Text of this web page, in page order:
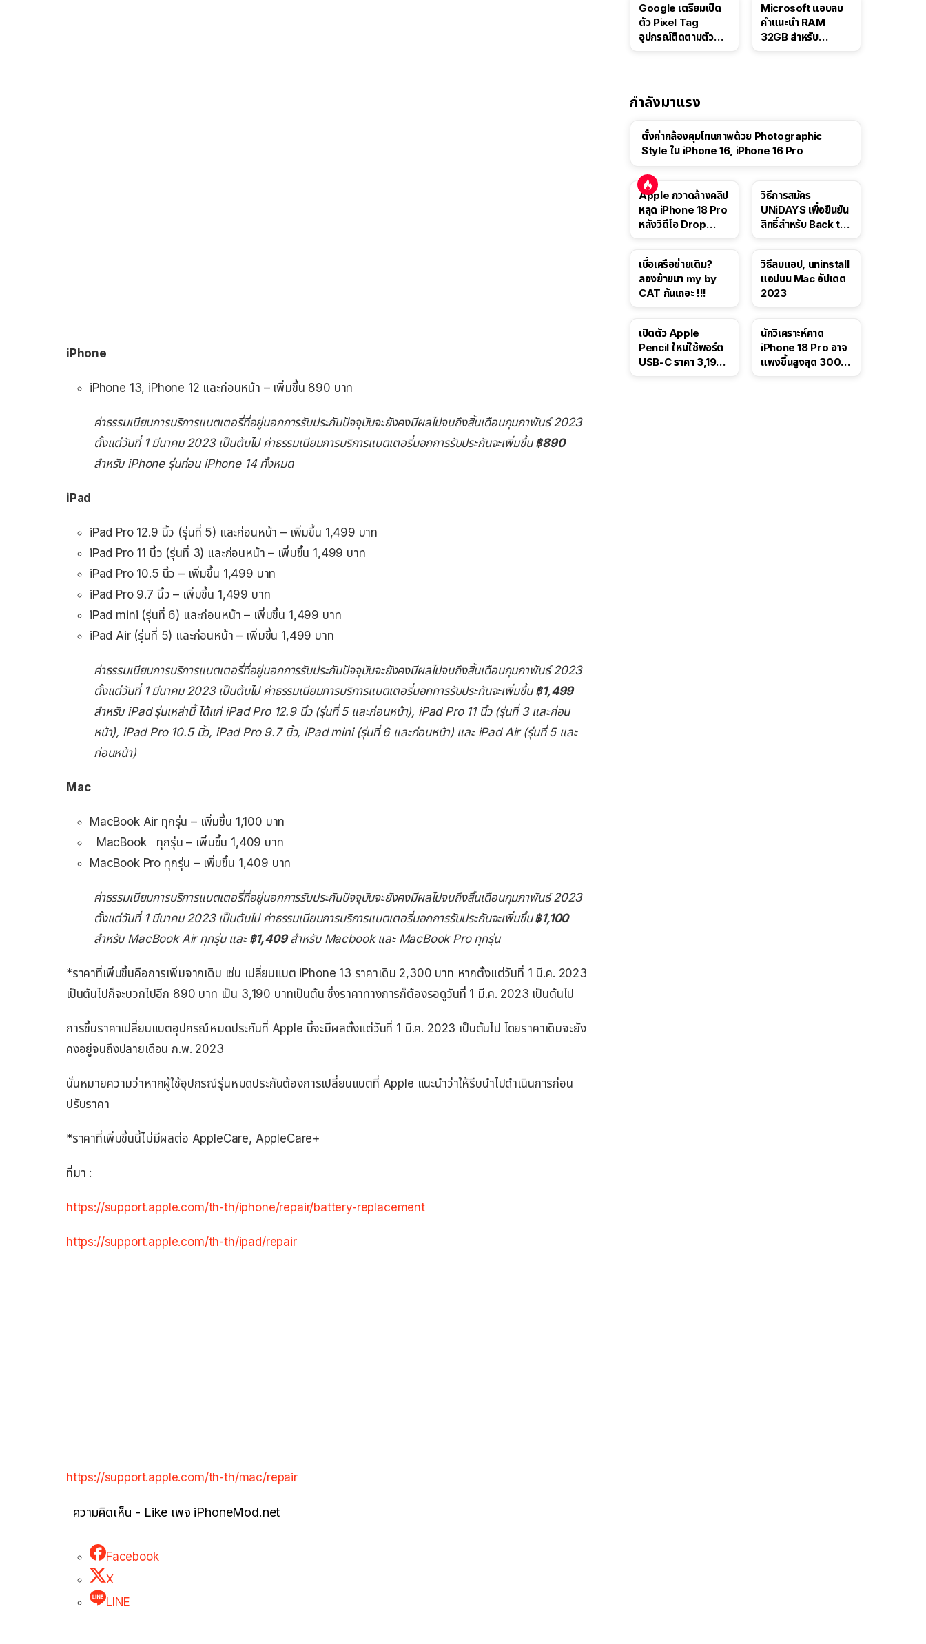
iPhone
iPhone 13, iPhone 12 และก่อนหน้า – เพิ่มขึ้น 890 บาท
ค่าธรรมเนียมการบริการแบตเตอรี่ที่อยู่นอกการรับประกันปัจจุบันจะยังคงมีผลไปจนถึงสิ้นเดือนกุมภาพันธ์ 2023
ตั้งแต่วันที่ 1 มีนาคม 2023 เป็นต้นไป ค่าธรรมเนียมการบริการแบตเตอรี่นอกการรับประกันจะเพิ่มขึ้น ฿890
สำหรับ iPhone รุ่นก่อน iPhone 14 ทั้งหมด
iPad
iPad Pro 12.9 นิ้ว (รุ่นที่ 5) และก่อนหน้า – เพิ่มขึ้น 1,499 บาท
iPad Pro 11 นิ้ว (รุ่นที่ 3) และก่อนหน้า – เพิ่มขึ้น 1,499 บาท
iPad Pro 10.5 นิ้ว – เพิ่มขึ้น 1,499 บาท
iPad Pro 9.7 นิ้ว – เพิ่มขึ้น 1,499 บาท
iPad mini (รุ่นที่ 6) และก่อนหน้า – เพิ่มขึ้น 1,499 บาท
iPad Air (รุ่นที่ 5) และก่อนหน้า – เพิ่มขึ้น 1,499 บาท
ค่าธรรมเนียมการบริการแบตเตอรี่ที่อยู่นอกการรับประกันปัจจุบันจะยังคงมีผลไปจนถึงสิ้นเดือนกุมภาพันธ์ 2023
ตั้งแต่วันที่ 1 มีนาคม 2023 เป็นต้นไป ค่าธรรมเนียมการบริการแบตเตอรี่นอกการรับประกันจะเพิ่มขึ้น ฿1,499
สำหรับ iPad รุ่นเหล่านี้ ได้แก่ iPad Pro 12.9 นิ้ว (รุ่นที่ 5 และก่อนหน้า), iPad Pro 11 นิ้ว (รุ่นที่ 3 และก่อน
หน้า), iPad Pro 10.5 นิ้ว, iPad Pro 9.7 นิ้ว, iPad mini (รุ่นที่ 6 และก่อนหน้า) และ iPad Air (รุ่นที่ 5 และ
ก่อนหน้า)
Mac
MacBook Air ทุกรุ่น – เพิ่มขึ้น 1,100 บาท
MacBook ทุกรุ่น – เพิ่มขึ้น 1,409 บาท
MacBook Pro ทุกรุ่น – เพิ่มขึ้น 1,409 บาท
ค่าธรรมเนียมการบริการแบตเตอรี่ที่อยู่นอกการรับประกันปัจจุบันจะยังคงมีผลไปจนถึงสิ้นเดือนกุมภาพันธ์ 2023
ตั้งแต่วันที่ 1 มีนาคม 2023 เป็นต้นไป ค่าธรรมเนียมการบริการแบตเตอรี่นอกการรับประกันจะเพิ่มขึ้น฿1,100
สำหรับ MacBook Air ทุกรุ่น และ฿1,409สำหรับ Macbook และ MacBook Pro ทุกรุ่น
*ราคาที่เพิ่มขึ้นคือการเพิ่มจากเดิม เช่น เปลี่ยนแบต iPhone 13 ราคาเดิม 2,300 บาท หากตั้งแต่วันที่ 1 มี.ค. 2023
เป็นต้นไปก็จะบวกไปอีก 890 บาท เป็น 3,190 บาทเป็นต้น ซึ่งราคาทางการก็ต้องรอดูวันที่ 1 มี.ค. 2023 เป็นต้นไป
การขึ้นราคาเปลี่ยนแบตอุปกรณ์หมดประกันที่ Apple นี้จะมีผลตั้งแต่วันที่ 1 มี.ค. 2023 เป็นต้นไป โดยราคาเดิมจะยัง
คงอยู่จนถึงปลายเดือน ก.พ. 2023
นั่นหมายความว่าหากผู้ใช้อุปกรณ์รุ่นหมดประกันต้องการเปลี่ยนแบตที่ Apple แนะนำว่าให้รีบนำไปดำเนินการก่อน
ปรับราคา
*ราคาที่เพิ่มขึ้นนี้ไม่มีผลต่อ AppleCare, AppleCare+
ที่มา :
https://support.apple.com/th-th/iphone/repair/battery-replacement
https://support.apple.com/th-th/ipad/repair
https://support.apple.com/th-th/mac/repair
ความคิดเห็น - Like เพจ iPhoneMod.net
Facebook
X
LINE
Google เตรียมเปิด
ตัว Pixel Tag
อุปกรณ์ติดตามตัว
Microsoft แอบลบ
คำแนะนำ RAM
32GB สำหรับ
กำลังมาแรง
ตั้งค่ากล้องคุมโทนภาพด้วย Photographic
Style ใน iPhone 16, iPhone 16 Pro
Apple กวาดล้างคลิป
หลุด iPhone 18 Pro
หลังวิดีโอ Drop
วิธีการสมัคร
UNiDAYS เพื่อยืนยัน
สิทธิ์สำหรับ Back to
เบื่อเครือข่ายเดิม?
ลองย้ายมา my by
CAT กันเถอะ !!!
วิธีลบแอป, uninstall
แอปบน Mac อัปเดต
2023
เปิดตัว Apple
Pencil ใหม่ใช้พอร์ต
USB-C ราคา 3,190
นักวิเคราะห์คาด
iPhone 18 Pro อาจ
แพงขึ้นสูงสุด 300